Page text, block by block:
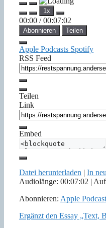
Play
Episode
Pause
Episode
1x
00:00 / 00:07:02
Abonnieren Teilen
Apple Podcasts Spotify
RSS Feed
Teilen
Link
Embed
Datei herunterladen | In
Audiolänge: 00:07:02 |
Abonnieren: Apple
Ergänzt den Essay „Text,